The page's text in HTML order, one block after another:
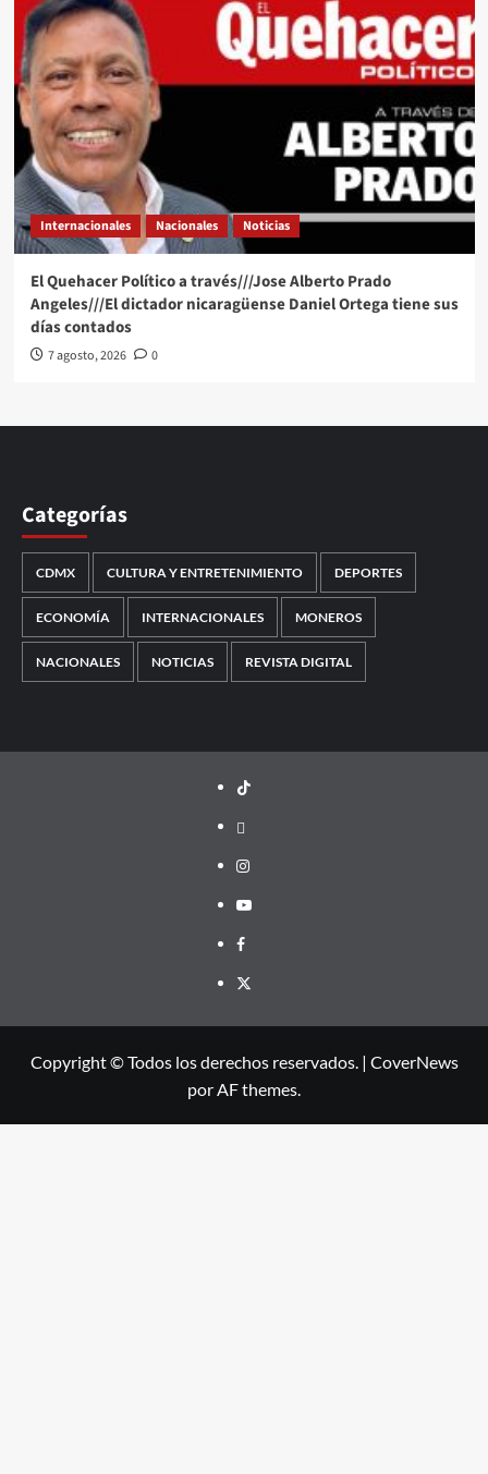
Internacionales Nacionales Noticias
El Quehacer Político a través///Jose Alberto Prado
Angeles///El dictador nicaragüense Daniel Ortega tiene sus
días contados
7 agosto, 2026 0
Categorías
CDMX CULTURA Y ENTRETENIMIENTO DEPORTES
ECONOMÍA INTERNACIONALES MONEROS
NACIONALES NOTICIAS REVISTA DIGITAL
TikTok
threads
Instagram
Youtube
Facebook
X
Copyright © Todos los derechos reservados. | CoverNews
por AF themes.